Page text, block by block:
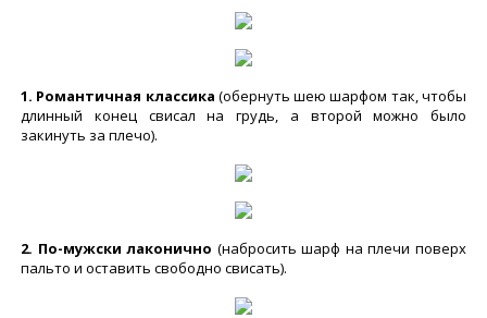
1. Романтичная классика (обернуть шею шарфом так, чтобы
длинный конец свисал на грудь, а второй можно было
закинуть за плечо).
2. По-мужски лаконично (набросить шарф на плечи поверх
пальто и оставить свободно свисать).